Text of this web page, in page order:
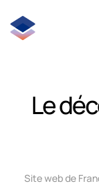
Le
Site web de